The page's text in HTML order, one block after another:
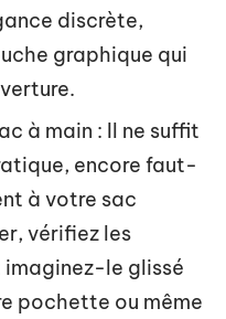
discrète,
graphique qui
à main : Il ne suffit
encore faut-
à votre sac
vérifiez les
imaginez-le glissé
pochette ou même